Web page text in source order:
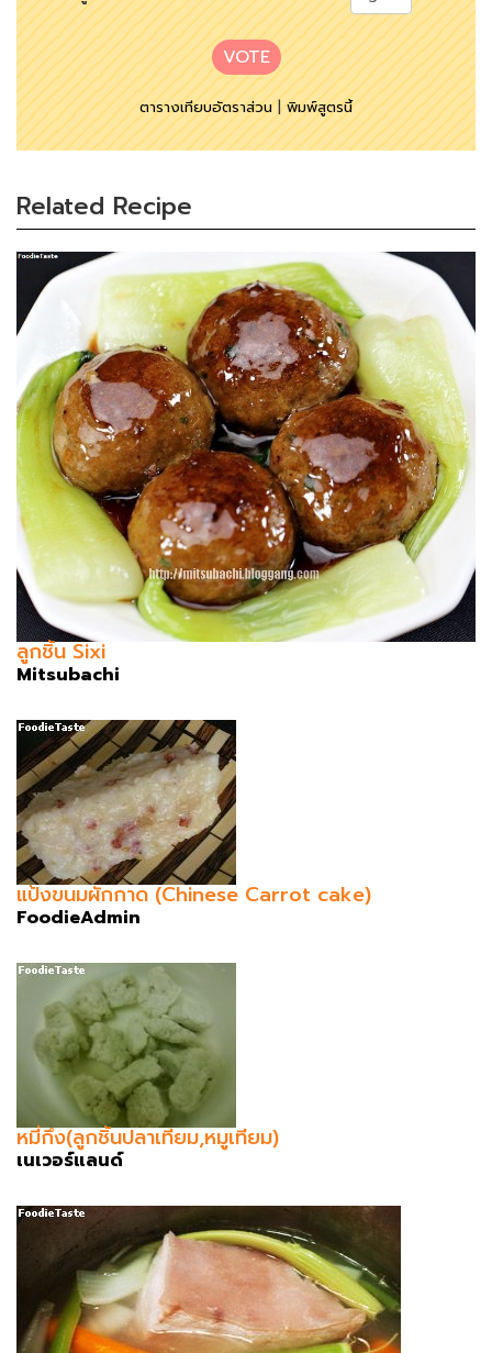
VOTE
ตารางเทียบอัตราส่วน|พิมพ์สูตรนี้
Related Recipe
ลูกชิ้น Sixi
Mitsubachi
แป้งขนมผักกาด (Chinese Carrot cake)
FoodieAdmin
หมี่กึง(ลูกชิ้นปลาเทียม,หมูเทียม)
เนเวอร์แลนด์